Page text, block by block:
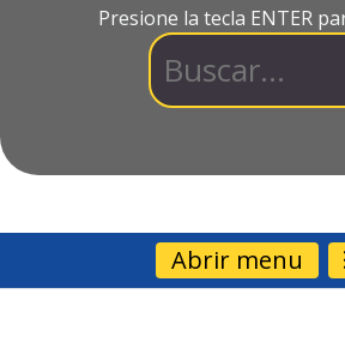
Presione la tecla ENTER
Abrir menu